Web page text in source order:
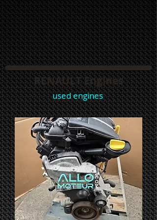
RENAULT Engines
used engines